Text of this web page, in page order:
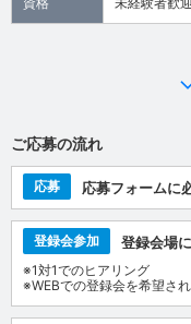
ご応募の流れ
応募 応募フォームに
登録会参加 登録会場
※1対1でのヒアリング
※WEBでの登録会を希望さ